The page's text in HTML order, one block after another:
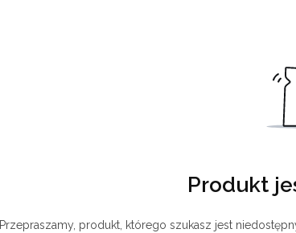
Produkt
Przepraszamy, produkt, którego szukasz jest